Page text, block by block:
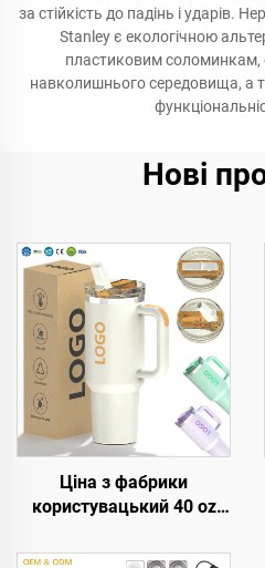
за стійкість до падінь і ударів.
Stanley є екологічною
пластиковим
навколишнього середовища, а
Нові
Ціна з фабрики
користувацький 40 oz
багаторазовий